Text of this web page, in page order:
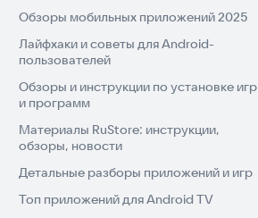
Обзоры мобильных приложений 2025
Лайфхаки и советы для Android-
пользователей
Обзоры и инструкции по установке игр
и программ
Материалы RuStore: инструкции,
обзоры, новости
Детальные разборы приложений и игр
Топ приложений для Android TV